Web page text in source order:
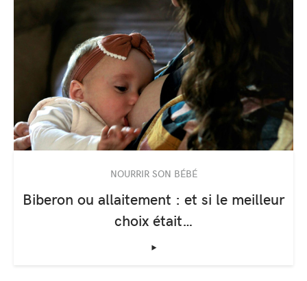
NOURRIR SON BÉBÉ
Biberon ou allaitement : et si le meilleur
choix était…
‣